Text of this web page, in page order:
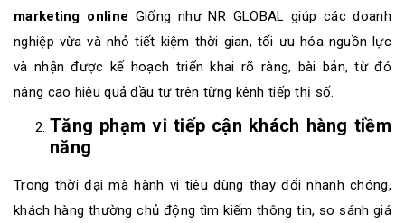
marketing online Giống như NR GLOBAL giúp các doanh
nghiệp vừa và nhỏ tiết kiệm thời gian, tối ưu hóa nguồn lực
và nhận được kế hoạch triển khai rõ ràng, bài bản, từ đó
nâng cao hiệu quả đầu tư trên từng kênh tiếp thị số.
Tăng phạm vi tiếp cận khách hàng tiềm
năng
Trong thời đại mà hành vi tiêu dùng thay đổi nhanh chóng,
khách hàng thường chủ động tìm kiếm thông tin, so sánh giá